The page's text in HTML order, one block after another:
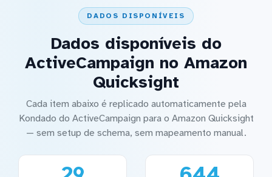
DADOS DISPONÍVEIS
Dados disponíveis do
ActiveCampaign no Amazon
Quicksight
Cada item abaixo é replicado automaticamente pela
Kondado do ActiveCampaign para o Amazon Quicksight
— sem setup de schema, sem mapeamento manual.